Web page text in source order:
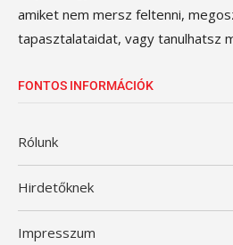
amiket nem mersz feltenni,
tapasztalataidat, vagy tanulhatsz
FONTOS INFORMÁCIÓK
Rólunk
Hirdetőknek
Impresszum